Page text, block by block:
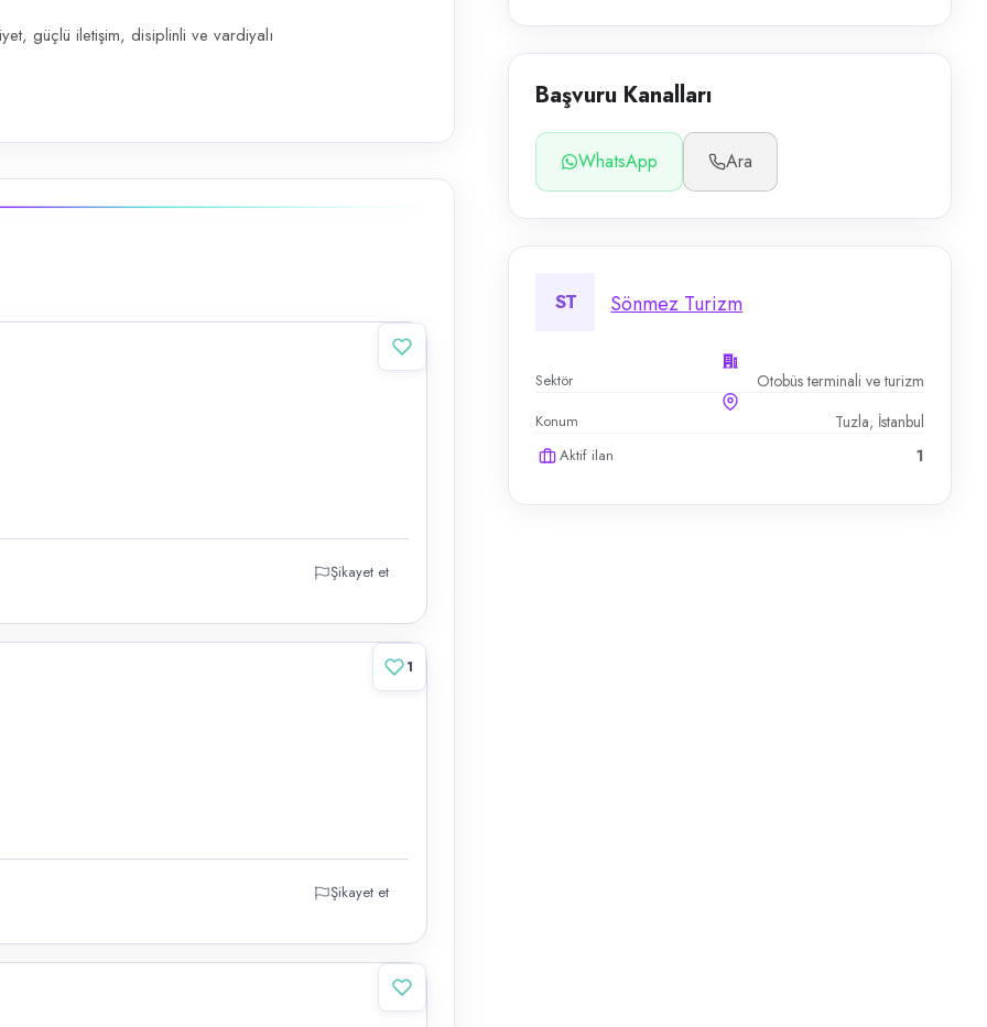
güçlü iletişim, disiplinli ve vardiyalı
Başvuru Kanalları
WhatsApp Ara
ST Sönmez Turizm
Sektör Otobüs terminali ve turizm
Konum Tuzla, İstanbul
Aktif ilan 1
Şikayet et
Şikayet et
1